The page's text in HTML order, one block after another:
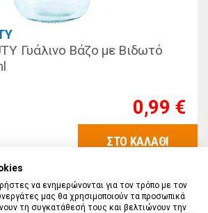
Γυάλινο Βάζο με Βιδωτό
0,99 €
ΣΤΟ ΚΑΛΑΘΙ
να ενημερώνονται για τον τρόπο με τον
μας θα χρησιμοποιούν τα προσωπικά
τη συγκατάθεσή τους και βελτιώνουν την